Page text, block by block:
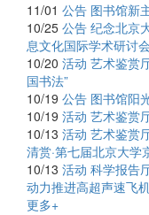
11/01 公告 图书馆新
10/25 公告 纪念北京
息文化国际学术研讨
10/20 活动 艺术鉴赏
国书法”
10/19 公告 图书馆阳
10/19 活动 艺术鉴赏
10/13 活动 艺术鉴赏
清赏·第七届北京大学
10/13 活动 科学报告
动力推进高超声速飞
更多+